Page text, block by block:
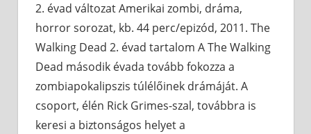
2. évad változat Amerikai zombi, dráma,
horror sorozat, kb. 44 perc/epizód, 2011. The
Walking Dead 2. évad tartalom A The Walking
Dead második évada tovább fokozza a
zombiapokalipszis túlélőinek drámáját. A
csoport, élén Rick Grimes-szal, továbbra is
keresi a biztonságos helyet a